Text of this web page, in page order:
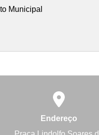
Municipal
Endereço